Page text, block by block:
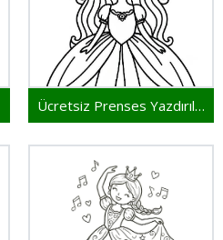
Ücretsiz Prenses Yazdırılabilir